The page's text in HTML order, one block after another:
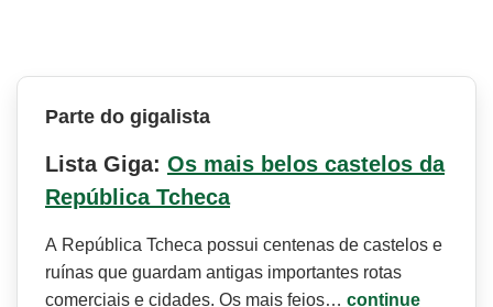
Parte do gigalista
Lista Giga: Os mais belos castelos da
República Tcheca
A República Tcheca possui centenas de castelos e
ruínas que guardam antigas importantes rotas
comerciais e cidades. Os mais feios… continue